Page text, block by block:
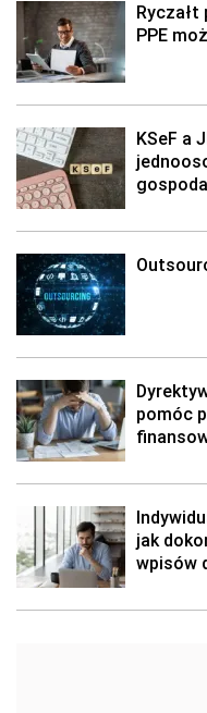
Ryczałt
PPE
KSeF a
pomóc
jak
wpisów